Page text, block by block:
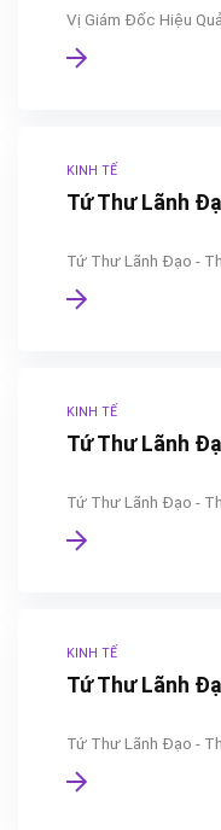
Vị Giám Đốc Hiệu
KINH TẾ
Tứ Thư Lãnh
Tứ Thư Lãnh Đạo -
KINH TẾ
Tứ Thư Lãnh
Tứ Thư Lãnh Đạo -
KINH TẾ
Tứ Thư Lãnh
Tứ Thư Lãnh Đạo -